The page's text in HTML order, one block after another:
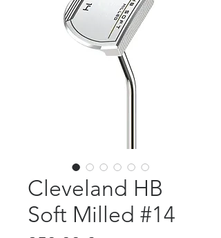
Cleveland HB
Soft Milled #14